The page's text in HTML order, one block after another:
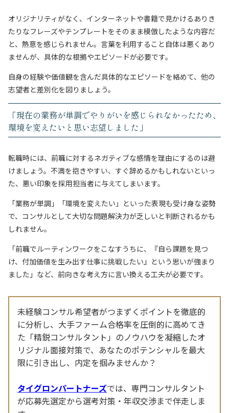
オリジナリティがなく、インターネットや書籍で見かけるありき
たりなフレーズやテンプレートをそのまま模倣したような内容だ
と、熱意を感じられません。言葉を利用すること自体は悪くあり
ませんが、具体的な根拠やエピソードが必要です。
自身の経験や価値観を含んだ具体的なエピソードを絡めて、他の
志望者と差別化を図りましょう。
「現在の業務が単調でやりがいを感じられなかったため、
環境を変えたいと思い志望しました」
転職時には、前職に対するネガティブな感情を理由にするのは避
けましょう。不満を抱きやすい、すぐ辞めるかもしれないといっ
た、悪い印象を採用担当者に与えてしまいます。
「業務が単調」「環境を変えたい」といった表現も受け身な姿勢
で、コンサルとして大切な問題解決力が乏しいと判断されるかも
しれません。
「前職でルーティンワークをこなすうちに、『自ら課題を見つ
け、付加価値を生み出す仕事に挑戦したい』という思いが強まり
ました」など、前向きな考え方に言い換える工夫が必要です。
未経験コンサル希望者がつまずくポイントを徹底的
に分析し、大手ファーム合格率を圧倒的に高めてき
た「精鋭コンサルタント」のノウハウを凝縮したオ
リジナル面接対策で、あなたのポテンシャルを最大
限に引き出し、内定を掴みませんか？
タイグロンパートナーズでは、専門コンサルタント
が応募先選定から選考対策・年収交渉まで伴走しま